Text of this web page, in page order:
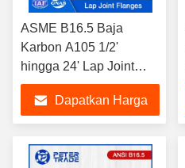
ASME B16.5 Baja
Karbon A105 1/2'
hingga 24' Lap Joint
Flange Welding LJRF
Kelas 600LB Untuk pipa
minyak dan gas
Dapatkan Harga